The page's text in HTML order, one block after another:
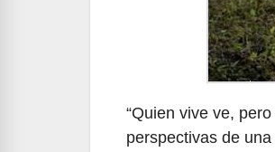
“Quien vive ve,
perspectivas de